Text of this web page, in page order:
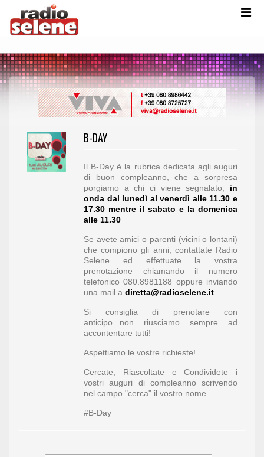
B-DAY
Il B-Day è la rubrica dedicata agli auguri
di buon compleanno, che a sorpresa
porgiamo a chi ci viene segnalato, in
onda dal lunedì al venerdì alle 11.30 e
17.30 mentre il sabato e la domenica
alle 11.30
Se avete amici o parenti (vicini o lontani)
che compiono gli anni, contattate Radio
Selene ed effettuate la vostra
prenotazione chiamando il numero
telefonico 080.8981188 oppure inviando
una mail a diretta@radioselene.it
Si consiglia di prenotare con
anticipo...non riusciamo sempre ad
accontentare tutti!
Aspettiamo le vostre richieste!
Cercate, Riascoltate e Condividete i
vostri auguri di compleanno scrivendo
nel campo "cerca" il vostro nome.
#B-Day